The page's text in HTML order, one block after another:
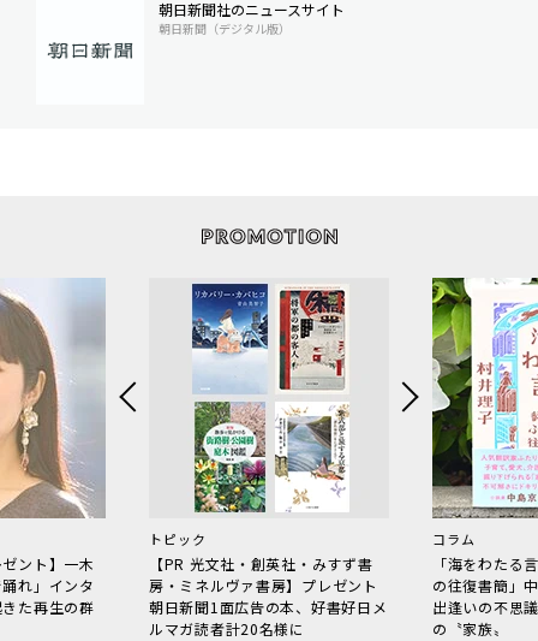
朝日新聞社のニュースサイト
朝日新聞（デジタル版）
ント】一木
れ」インタ
た再生の群
トピック
【PR 光文社・創英社・みすず書
房・ミネルヴァ書房】プレゼント
朝日新聞1面広告の本、好書好日メ
ルマガ読者計20名様に
コラム
「海をわた
の往復書簡」
出逢いの不思
の〝家族〟